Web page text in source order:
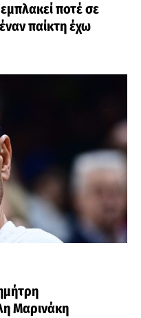
ποτέ σε
παίκτη έχω
Μαρινάκη